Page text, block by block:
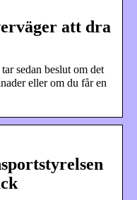
att dra
sedan beslut om det
eller om du får en